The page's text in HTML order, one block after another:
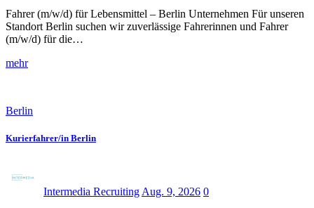
Fahrer (m/w/d) für Lebensmittel – Berlin Unternehmen Für unseren
Standort Berlin suchen wir zuverlässige Fahrerinnen und Fahrer
(m/w/d) für die…
mehr
Berlin
Kurierfahrer/in Berlin
Intermedia Recruiting Aug. 9, 2026 0